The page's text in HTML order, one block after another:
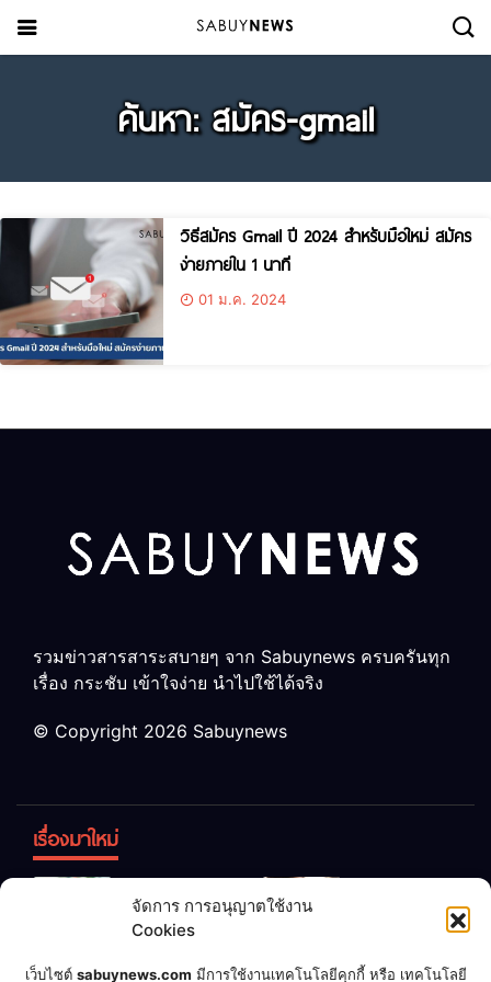
จัดการ การอนุญาตใช้งาน
Cookies
เว็บไซต์ sabuynews.com มีการใช้งานเทคโนโลยีคุกกี้ หรือ เทคโนโลยี
ค้นหา: สมัคร-gmail
วิธีสมัคร Gmail ปี 2024 สำหรับมือใหม่ สมัคร
ง่ายภายใน 1 นาที
01 ม.ค. 2024
รวมข่าวสารสาระสบายๆ จาก Sabuynews ครบครันทุก
เรื่อง กระชับ เข้าใจง่าย นำไปใช้ได้จริง
© Copyright 2026 Sabuynews
เรื่องมาใหม่
ทิ้ง! เปลี่ยน
เป็น “ปุ๋ย
จุลินทรีย์”
หญิง 12 ขวบ
แต่งงานกับ
เชื่อพ่อแล้ว เจ้าของคาร์